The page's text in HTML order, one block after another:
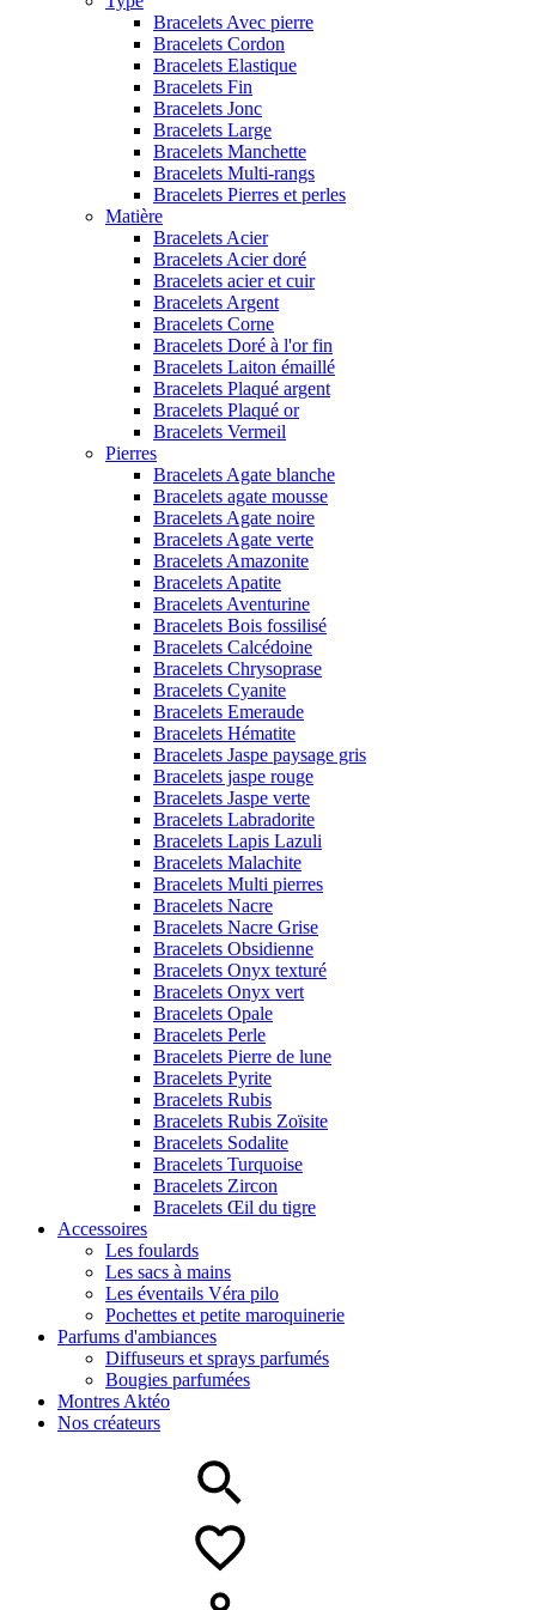
Bracelets Avec pierre
Bracelets Cordon
Bracelets Elastique
Bracelets Fin
Bracelets Jonc
Bracelets Large
Bracelets Manchette
Bracelets Multi-rangs
Bracelets Pierres et perles
Matière
Bracelets Acier
Bracelets Acier doré
Bracelets acier et cuir
Bracelets Argent
Bracelets Corne
Bracelets Doré à l'or fin
Bracelets Laiton émaillé
Bracelets Plaqué argent
Bracelets Plaqué or
Bracelets Vermeil
Pierres
Bracelets Agate blanche
Bracelets agate mousse
Bracelets Agate noire
Bracelets Agate verte
Bracelets Amazonite
Bracelets Apatite
Bracelets Aventurine
Bracelets Bois fossilisé
Bracelets Calcédoine
Bracelets Chrysoprase
Bracelets Cyanite
Bracelets Emeraude
Bracelets Hématite
Bracelets Jaspe paysage gris
Bracelets jaspe rouge
Bracelets Jaspe verte
Bracelets Labradorite
Bracelets Lapis Lazuli
Bracelets Malachite
Bracelets Multi pierres
Bracelets Nacre
Bracelets Nacre Grise
Bracelets Obsidienne
Bracelets Onyx texturé
Bracelets Onyx vert
Bracelets Opale
Bracelets Perle
Bracelets Pierre de lune
Bracelets Pyrite
Bracelets Rubis
Bracelets Rubis Zoïsite
Bracelets Sodalite
Bracelets Turquoise
Bracelets Zircon
Bracelets Œil du tigre
Accessoires
Les foulards
Les sacs à mains
Les éventails Véra pilo
Pochettes et petite maroquinerie
Parfums d'ambiances
Diffuseurs et sprays parfumés
Bougies parfumées
Montres Aktéo
Nos créateurs